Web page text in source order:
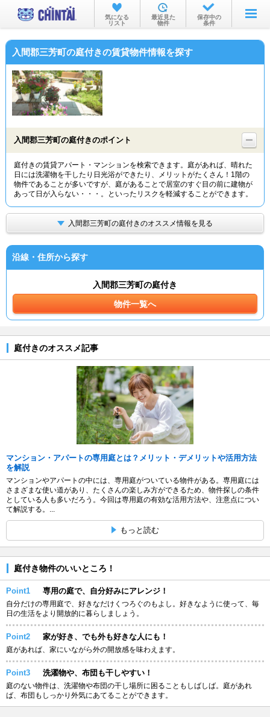
お部屋を探す
沿線・駅から
物件特集から
TOP
気になる
リスト
最近見た
物件
保存中の
条件
入間郡三芳町の庭付きの賃貸物件情報を探す
入間郡三芳町の庭付きのポイント
庭付きの賃貸アパート・マンションを検索できます。庭があれば、晴れた
日には洗濯物を干したり日光浴ができたり、メリットがたくさん！1階の
物件であることが多いですが、庭があることで居室のすぐ目の前に建物が
あって日が入らない・・・。といったリスクを軽減することができます。
入間郡三芳町の庭付きのオススメ情報を見る
沿線・住所から探す
入間郡三芳町の庭付き
物件一覧へ
庭付きのオススメ記事
マンション・アパートの専用庭とは？メリット・デメリットや活用方法
を解説
マンションやアパートの中には、専用庭がついている物件がある。専用庭には
さまざまな使い道があり、たくさんの楽しみ方ができるため、物件探しの条件
としている人も多いだろう。今回は専用庭の有効な活用方法や、注意点につい
て解説する。...
もっと読む
庭付き物件のいいところ！
Point1 専用の庭で、自分好みにアレンジ！
自分だけの専用庭で、好きなだけくつろぐのもよし。好きなように使って、毎
日の生活をより開放的に暮らしましょう。
Point2 家が好き、でも外も好きな人にも！
庭があれば、家にいながら外の開放感を味わえます。
Point3 洗濯物や、布団も干しやすい！
庭のない物件は、洗濯物や布団の干し場所に困ることもしばしば。庭があれ
ば、布団もしっかり外気にあてることができます。